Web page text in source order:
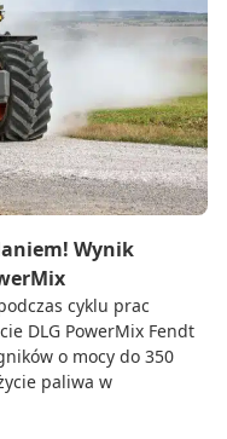
Wynik
cyklu prac
DLG PowerMix Fendt
o mocy do 350
paliwa w